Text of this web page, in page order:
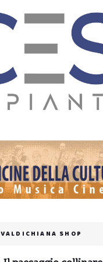
VALDICHIANA SHOP